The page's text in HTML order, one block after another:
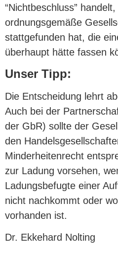
“Nichtbeschluss”
ordnungsgemäße
stattgefunden hat, die
überhaupt hätte fassen
Unser Tipp:
Die Entscheidung lehrt
Auch bei der
der GbR) sollte der
den
Minderheitenrecht
zur Ladung vorsehen,
Ladungsbefugte einer
nicht nachkommt oder
vorhanden ist.
Dr. Ekkehard Nolting